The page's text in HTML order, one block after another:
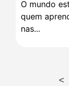
O mundo
quem
nas...
<